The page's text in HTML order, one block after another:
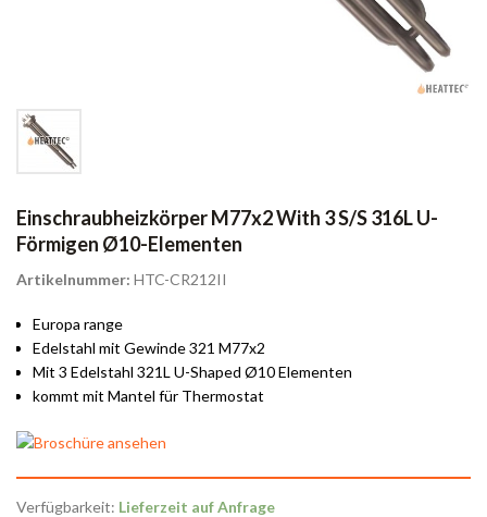
Einschraubheizkörper M77x2 With 3 S/S 316L U-
Förmigen Ø10-Elementen
Artikelnummer: HTC-CR212II
Europa range
Edelstahl mit Gewinde 321 M77x2
Mit 3 Edelstahl 321L U-Shaped Ø10 Elementen
kommt mit Mantel für Thermostat
Verfügbarkeit: Lieferzeit auf Anfrage